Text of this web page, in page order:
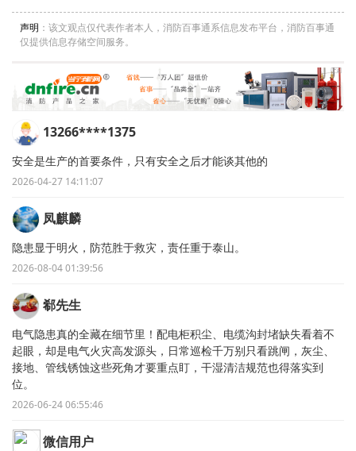
声明 ：该文观点仅代表作者本人，消防百事通系信息发布平台，消防百事通
仅提供信息存储空间服务。
13266****1375
安全是生产的首要条件，只有安全之后才能谈其他的
2026-04-27 14:11:07
凤麒麟
隐患显于明火，防范胜于救灾，责任重于泰山。
2026-08-04 01:39:56
郗先生
电气隐患真的全藏在细节里！配电柜积尘、电缆沟封堵缺失看着不
起眼，却是电气火灾高发源头，日常巡检千万别只看跳闸，灰尘、
接地、管线锈蚀这些死角才要重点盯，干湿清洁规范也得落实到
位。
2026-06-24 06:55:46
微信用户